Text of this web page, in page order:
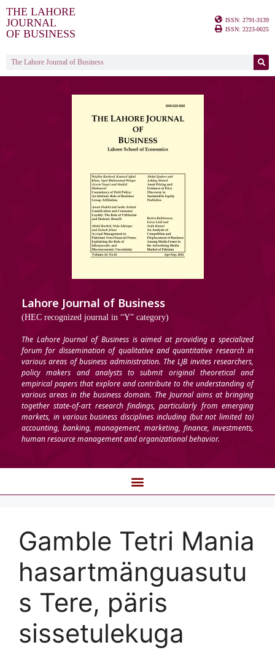
THE LAHORE
JOURNAL
OF BUSINESS
ISSN: 2791-3139
ISSN: 2223-0025
Lahore Journal of Business
(HEC recognized journal in “Y” category)
The Lahore Journal of Business is aimed at providing a specialized
forum for dissemination of qualitative and quantitative research in
various areas of business administration. The LJB invites researchers,
policy makers and analysts to submit original theoretical and
empirical papers that explore and contribute to the understanding of
various areas in the business domain. The Journal aims at bringing
together state-of-art research findings, particularly from emerging
markets, in various business disciplines including (but not limited to)
accounting, banking, management, marketing, finance, investments,
human resource management and organizational behavior.
Gamble Tetri Mania
hasartmänguasutu
s Tere, päris
sissetulekuga